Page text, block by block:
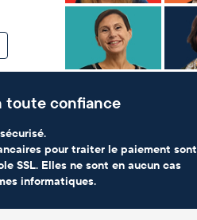
toute confiance
pour traiter le paiement sont
SSL. Elles ne sont en aucun cas
informatiques.